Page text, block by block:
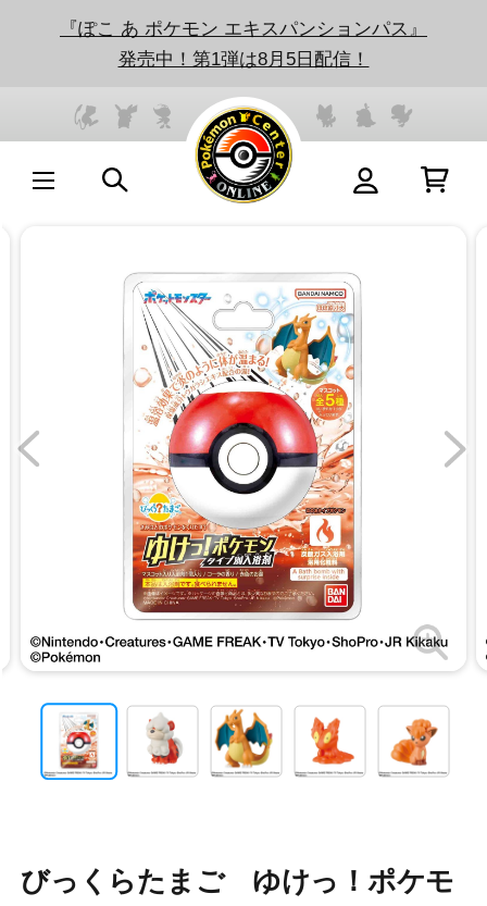
『ぽこ あ ポケモン エキスパンションパス』
発売中！第1弾は8月5日配信！
びっくらたまご ゆけっ！ポケモ